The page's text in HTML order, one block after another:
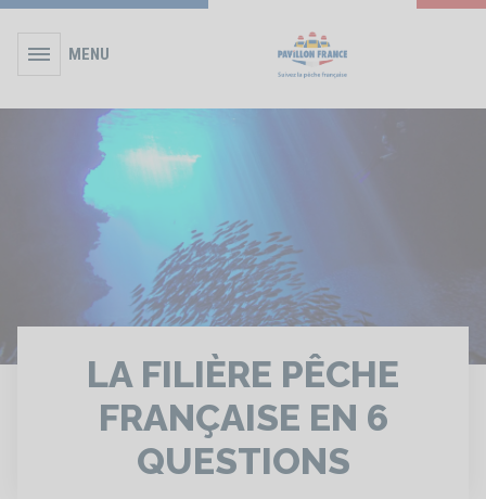
MENU
LA FILIÈRE PÊCHE
FRANÇAISE EN 6
QUESTIONS